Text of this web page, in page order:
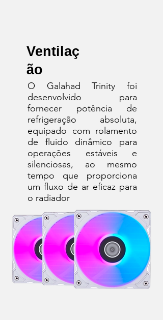
Ventilaç
ão
O Galahad Trinity foi
desenvolvido para
fornecer potência de
refrigeração absoluta,
equipado com rolamento
de fluido dinâmico para
operações estáveis e
silenciosas, ao mesmo
tempo que proporciona
um fluxo de ar eficaz para
o radiador